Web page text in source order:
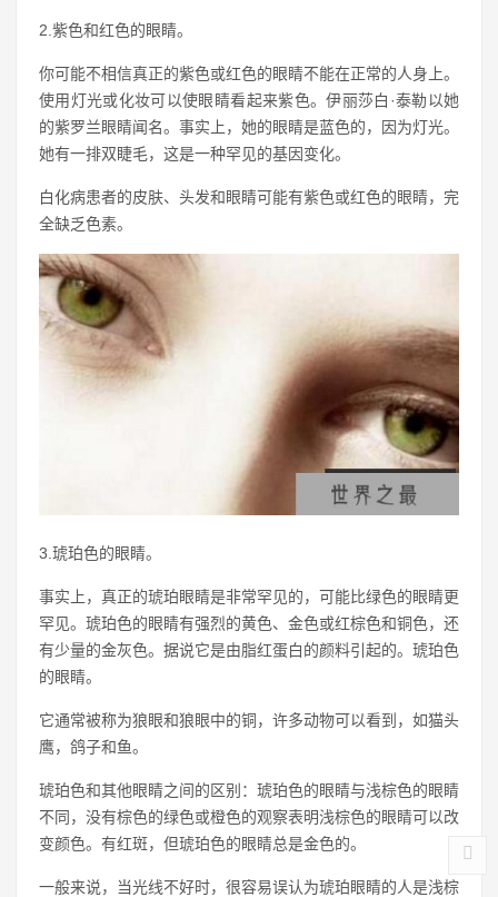
2.紫色和红色的眼睛。
你可能不相信真正的紫色或红色的眼睛不能在正常的人身上。
使用灯光或化妆可以使眼睛看起来紫色。伊丽莎白·泰勒以她
的紫罗兰眼睛闻名。事实上，她的眼睛是蓝色的，因为灯光。
她有一排双睫毛，这是一种罕见的基因变化。
白化病患者的皮肤、头发和眼睛可能有紫色或红色的眼睛，完
全缺乏色素。
3.琥珀色的眼睛。
事实上，真正的琥珀眼睛是非常罕见的，可能比绿色的眼睛更
罕见。琥珀色的眼睛有强烈的黄色、金色或红棕色和铜色，还
有少量的金灰色。据说它是由脂红蛋白的颜料引起的。琥珀色
的眼睛。
它通常被称为狼眼和狼眼中的铜，许多动物可以看到，如猫头
鹰，鸽子和鱼。
琥珀色和其他眼睛之间的区别：琥珀色的眼睛与浅棕色的眼睛
不同，没有棕色的绿色或橙色的观察表明浅棕色的眼睛可以改
变颜色。有红斑，但琥珀色的眼睛总是金色的。
一般来说，当光线不好时，很容易误认为琥珀眼睛的人是浅棕